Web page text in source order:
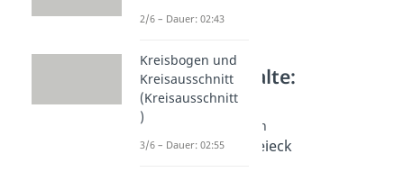
Weitere Inhalte:
Geometrie
Dreiecke berechnen
Flächeninhalt Dreieck
2/6 – Dauer: 02:43
Kreisbogen und
Kreisausschnitt
(Kreisausschnitt
)
3/6 – Dauer: 02:55